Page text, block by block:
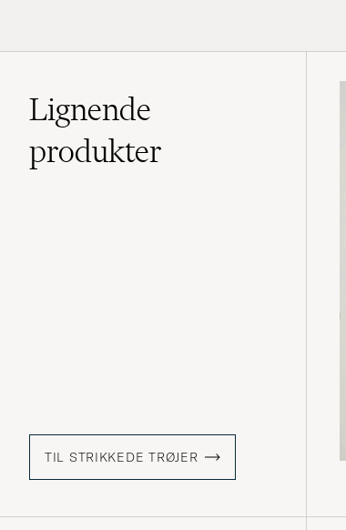
Lignende
produkter
TIL STRIKKEDE TRØJER